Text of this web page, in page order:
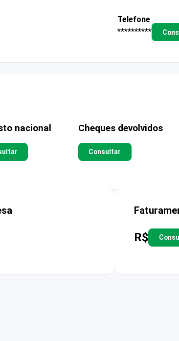
Telefone
**********
nacional Cheques devolvidos
Consultar
R$